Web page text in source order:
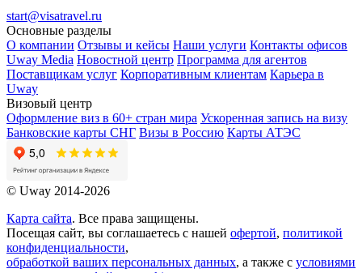
start@visatravel.ru
Основные разделы
О компании Отзывы и кейсы Наши услуги Контакты офисов
Uway Media Новостной центр Программа для агентов
Поставщикам услуг Корпоративным клиентам Карьера в
Uway
Визовый центр
Оформление виз в 60+ стран мира Ускоренная запись на визу
Банковские карты СНГ Визы в Россию Карты АТЭС
© Uway 2014-2026
Карта сайта. Все права защищены.
Посещая сайт, вы соглашаетесь с нашей офертой, политикой
конфиденциальности,
обработкой ваших персональных данных, а также с условиями